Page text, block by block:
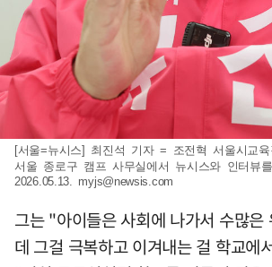
[서울=뉴시스] 최진석 기자 = 조전혁 서울시교
서울 종로구 캠프 사무실에서 뉴시스와 인터뷰
2026.05.13. myjs@newsis.com
그는 "아이들은 사회에 나가서 수많은
데 그걸 극복하고 이겨내는 걸 학교에